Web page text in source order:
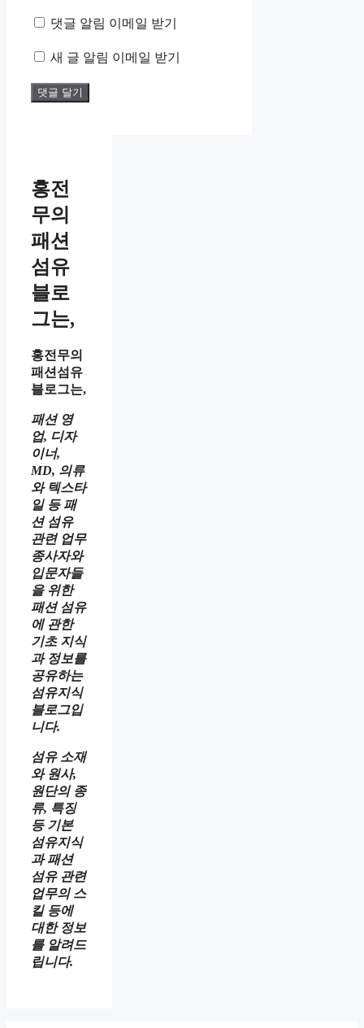
댓글 알림 이메일 받기
새 글 알림 이메일 받기
홍전
무의
패션
섬유
블로
그는,
홍전무의
패션섬유
블로그는,
패션 영
업, 디자
이너,
MD, 의류
와 텍스타
일 등 패
션 섬유
관련 업무
종사자와
입문자들
을 위한
패션 섬유
에 관한
기초 지식
과 정보를
공유하는
섬유지식
블로그입
니다.
섬유 소재
와 원사,
원단의 종
류, 특징
등 기본
섬유지식
과 패션
섬유 관련
업무의 스
킬 등에
대한 정보
를 알려드
립니다.